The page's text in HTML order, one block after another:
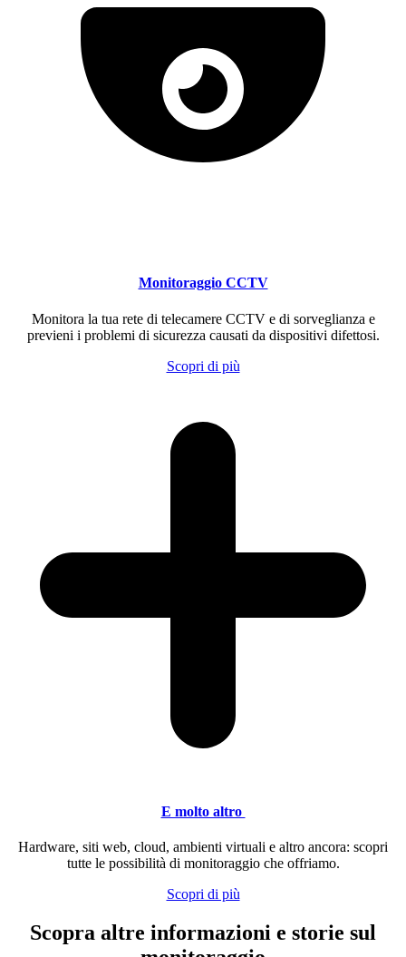
Monitoraggio CCTV
Monitora la tua rete di telecamere CCTV e di sorveglianza e
previeni i problemi di sicurezza causati da dispositivi difettosi.
Scopri di più
E molto altro
Hardware, siti web, cloud, ambienti virtuali e altro ancora: scopri
tutte le possibilità di monitoraggio che offriamo.
Scopri di più
Scopra altre informazioni e storie sul